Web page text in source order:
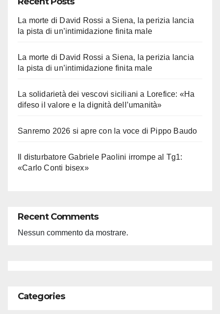
La morte di David Rossi a Siena, la perizia lancia
la pista di un’intimidazione finita male
La morte di David Rossi a Siena, la perizia lancia
la pista di un’intimidazione finita male
La solidarietà dei vescovi siciliani a Lorefice: «Ha
difeso il valore e la dignità dell’umanità»
Sanremo 2026 si apre con la voce di Pippo Baudo
Il disturbatore Gabriele Paolini irrompe al Tg1:
«Carlo Conti bisex»
Recent Comments
Nessun commento da mostrare.
Categories